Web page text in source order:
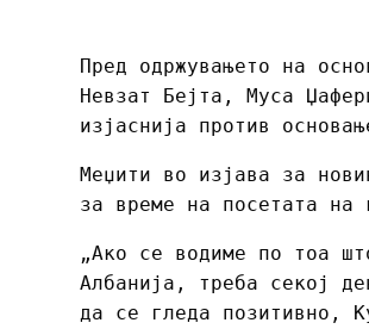
Пред одржувањето на
Невзат Бејта, Муса
изјаснија против
Меџити во изјава за
за време на посетата на
„Ако се водиме по тоа
Албанија, треба секој
да се гледа позитивно,